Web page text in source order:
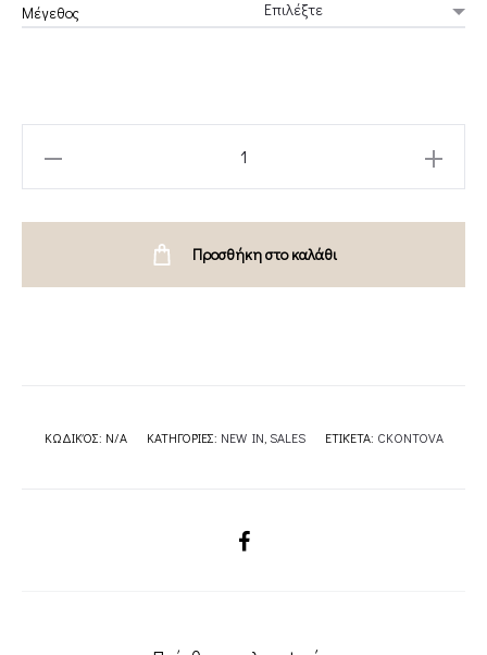
185.00€.148.00€.
Μέγεθος
Προσθήκη στο καλάθι
ΚΩΔΙΚΌΣ: N/A ΚΑΤΗΓΟΡΊΕΣ: NEW IN SALES ΕΤΙΚΈΤΑ: CKONTOVA
SHARE